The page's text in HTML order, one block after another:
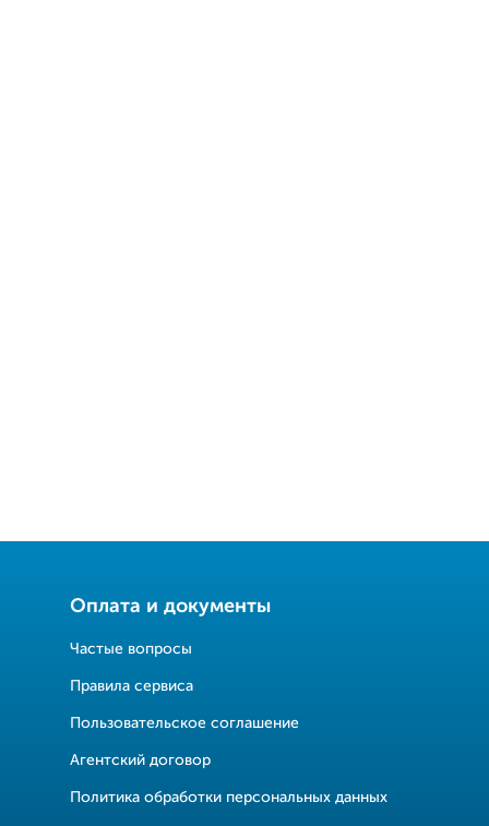
Оплата и документы
Частые вопросы
Правила сервиса
Пользовательское соглашение
Агентский договор
Политика обработки персональных данных